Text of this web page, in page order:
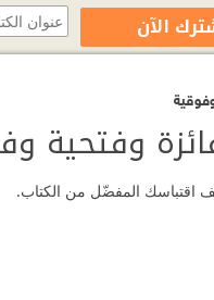
وفتحية
اقتباسك المفضّل من الكتاب.
الآن